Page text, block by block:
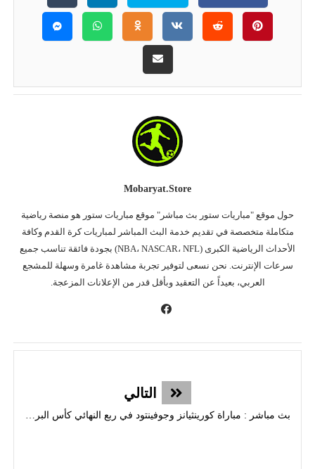
Mobaryat.store
حول موقع "مباريات ستور بث مباشر" موقع مباريات ستور هو منصة رياضية
متكاملة متخصصة في تقديم خدمة البث المباشر لمباريات كرة القدم وكافة
الأحداث الرياضية الكبرى (NBA، NASCAR، NFL) بجودة فائقة تناسب جميع
سرعات الإنترنت. نحن نسعى لتوفير تجربة مشاهدة غامرة وسهلة للمشجع
العربي، بعيداً عن التعقيد وبأقل قدر من الإعلانات المزعجة.
التالي
بث مباشر : مباراة كورينثيانز وجوفينتود في ربع النهائي كأس البرازيل